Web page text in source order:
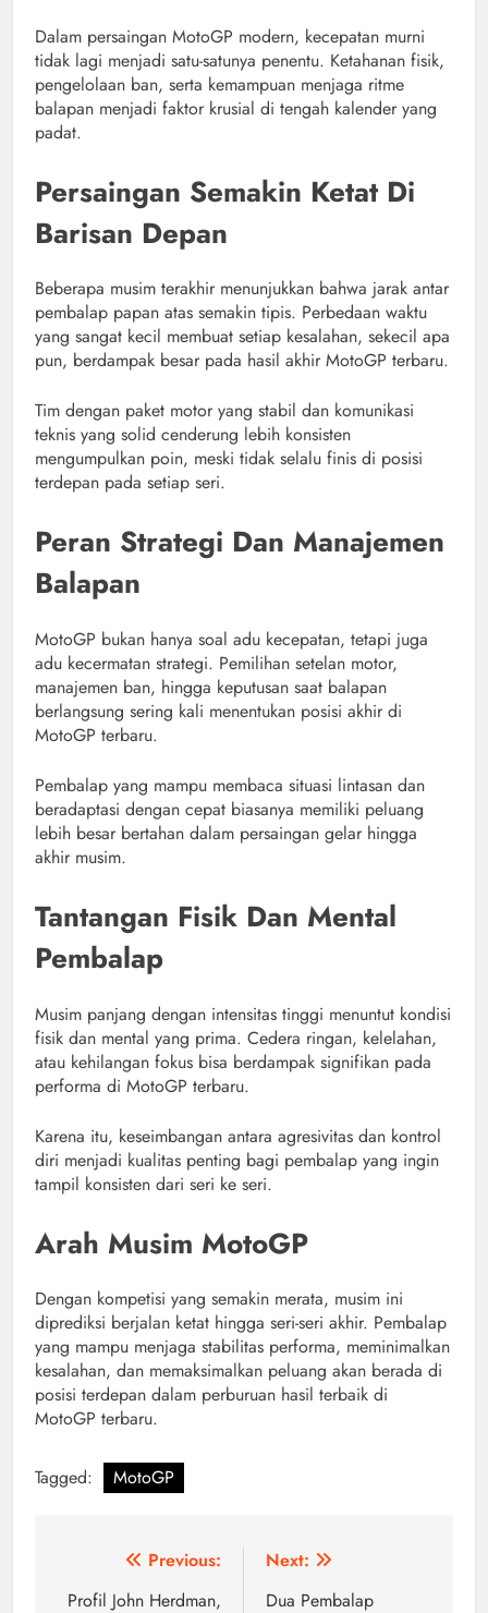
Dalam persaingan MotoGP modern, kecepatan murni
tidak lagi menjadi satu-satunya penentu. Ketahanan fisik,
pengelolaan ban, serta kemampuan menjaga ritme
balapan menjadi faktor krusial di tengah kalender yang
padat.
Persaingan Semakin Ketat Di
Barisan Depan
Beberapa musim terakhir menunjukkan bahwa jarak antar
pembalap papan atas semakin tipis. Perbedaan waktu
yang sangat kecil membuat setiap kesalahan, sekecil apa
pun, berdampak besar pada hasil akhir MotoGP terbaru.
Tim dengan paket motor yang stabil dan komunikasi
teknis yang solid cenderung lebih konsisten
mengumpulkan poin, meski tidak selalu finis di posisi
terdepan pada setiap seri.
Peran Strategi Dan Manajemen
Balapan
MotoGP bukan hanya soal adu kecepatan, tetapi juga
adu kecermatan strategi. Pemilihan setelan motor,
manajemen ban, hingga keputusan saat balapan
berlangsung sering kali menentukan posisi akhir di
MotoGP terbaru.
Pembalap yang mampu membaca situasi lintasan dan
beradaptasi dengan cepat biasanya memiliki peluang
lebih besar bertahan dalam persaingan gelar hingga
akhir musim.
Tantangan Fisik Dan Mental
Pembalap
Musim panjang dengan intensitas tinggi menuntut kondisi
fisik dan mental yang prima. Cedera ringan, kelelahan,
atau kehilangan fokus bisa berdampak signifikan pada
performa di MotoGP terbaru.
Karena itu, keseimbangan antara agresivitas dan kontrol
diri menjadi kualitas penting bagi pembalap yang ingin
tampil konsisten dari seri ke seri.
Arah Musim MotoGP
Dengan kompetisi yang semakin merata, musim ini
diprediksi berjalan ketat hingga seri-seri akhir. Pembalap
yang mampu menjaga stabilitas performa, meminimalkan
kesalahan, dan memaksimalkan peluang akan berada di
posisi terdepan dalam perburuan hasil terbaik di
MotoGP terbaru.
Tagged: MotoGP
Navigasi
pos
Previous:
Profil John Herdman,
Next:
Dua Pembalap